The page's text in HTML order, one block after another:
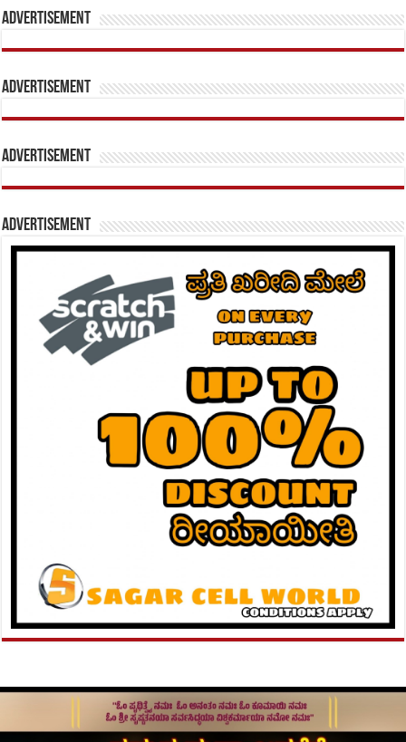
Advertisement
Advertisement
Advertisement
Advertisement